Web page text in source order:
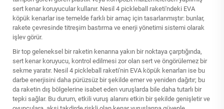
sert kenar koruyucular kullanır. Nesil 4 pickleball raketi'ndeki EVA
köpük kenarlar ise temelde farklı bir amaç için tasarlanmıştır: bunlar,
rakete çevresinde titreşim bastırma ve enerji yönetimi sistemi olarak
işlev görür.
Bir top geleneksel bir raketin kenarına yakın bir noktaya çarptığında,
sert kenar koruyucu, kontrol edilmesi zor olan sert ve öngörülemez bir
sekme yaratır. Nesil 4 pickleball raketi'nin EVA köpük kenarları ise bu
darbe enerjisini daha pürüzsüz bir şekilde emer ve yeniden dağıtır; bu
da raketin dış bölgelerine isabet eden vuruşlarda bile daha tutarlı bir
tepki sağlar. Bu durum, etkili vuruş alanını etkin bir şekilde genişletir ve